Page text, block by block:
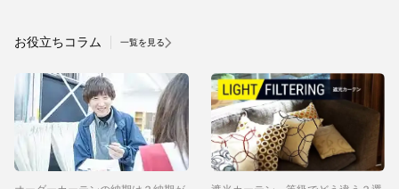
お役立ちコラム 一覧を見る